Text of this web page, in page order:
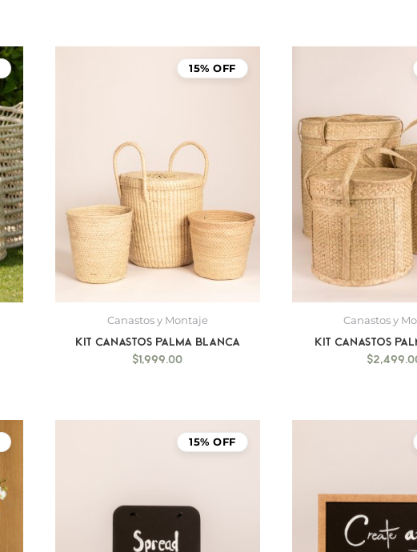
15% OFF
Canastos y Montaje
Kit canastos palma blanca
$1,999.00
Canastos y
Kit canastos
$
15% OFF